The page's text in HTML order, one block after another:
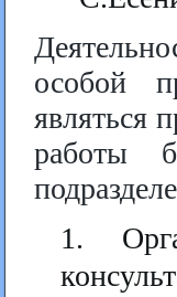
особой
являться
работы